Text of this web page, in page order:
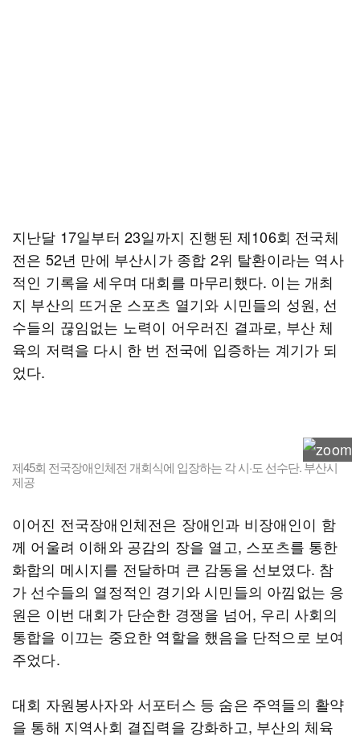
지난달 17일부터 23일까지 진행된 제106회 전국체
전은 52년 만에 부산시가 종합 2위 탈환이라는 역사
적인 기록을 세우며 대회를 마무리했다. 이는 개최
지 부산의 뜨거운 스포츠 열기와 시민들의 성원, 선
수들의 끊임없는 노력이 어우러진 결과로, 부산 체
육의 저력을 다시 한 번 전국에 입증하는 계기가 되
었다.
제45회 전국장애인체전 개회식에 입장하는 각 시·도 선수단. 부산시
제공
이어진 전국장애인체전은 장애인과 비장애인이 함
께 어울려 이해와 공감의 장을 열고, 스포츠를 통한
화합의 메시지를 전달하며 큰 감동을 선보였다. 참
가 선수들의 열정적인 경기와 시민들의 아낌없는 응
원은 이번 대회가 단순한 경쟁을 넘어, 우리 사회의
통합을 이끄는 중요한 역할을 했음을 단적으로 보여
주었다.
대회 자원봉사자와 서포터스 등 숨은 주역들의 활약
을 통해 지역사회 결집력을 강화하고, 부산의 체육